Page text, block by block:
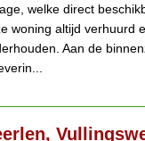
welke direct
woning altijd verhuurd
Aan de